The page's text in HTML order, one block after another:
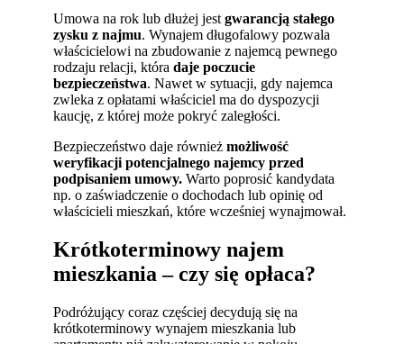
Umowa na rok lub dłużej jestgwarancją stałego
zysku z najmu. Wynajem długofalowy pozwala
właścicielowi na zbudowanie z najemcą pewnego
rodzaju relacji, któradaje poczucie
bezpieczeństwa. Nawet w sytuacji, gdy najemca
zwleka z opłatami właściciel ma do dyspozycji
kaucję, z której może pokryć zaległości.
Bezpieczeństwo daje równieżmożliwość
weryfikacji potencjalnego najemcy przed
podpisaniem umowy. Warto poprosić kandydata
np. o zaświadczenie o dochodach lub opinię od
właścicieli mieszkań, które wcześniej wynajmował.
Krótkoterminowy najem
mieszkania – czy się opłaca?
Podróżujący coraz częściej decydują się na
krótkoterminowy wynajem mieszkania lub